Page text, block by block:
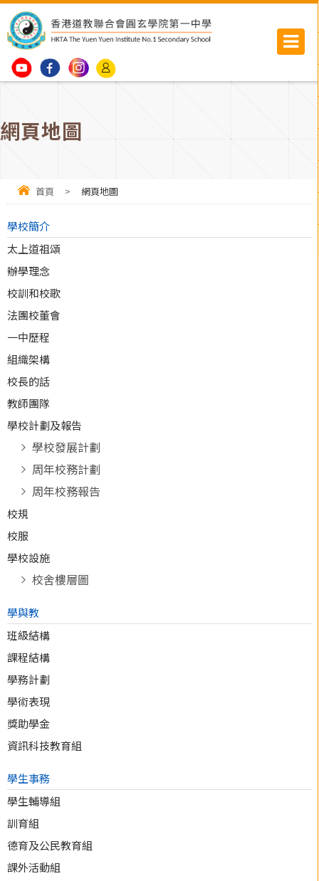
網頁地圖
首頁 > 網頁地圖
學校簡介
太上道祖頌
辦學理念
校訓和校歌
法團校董會
一中歷程
組織架構
校長的話
教師團隊
學校計劃及報告
學校發展計劃
周年校務計劃
周年校務報告
校規
校服
學校設施
校舍樓層圖
學與教
班級結構
課程結構
學務計劃
學術表現
獎助學金
資訊科技教育組
學生事務
學生輔導組
訓育組
德育及公民教育組
課外活動組